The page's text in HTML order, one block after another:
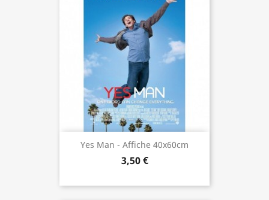
Yes Man - Affiche 40x60cm
3,50 €